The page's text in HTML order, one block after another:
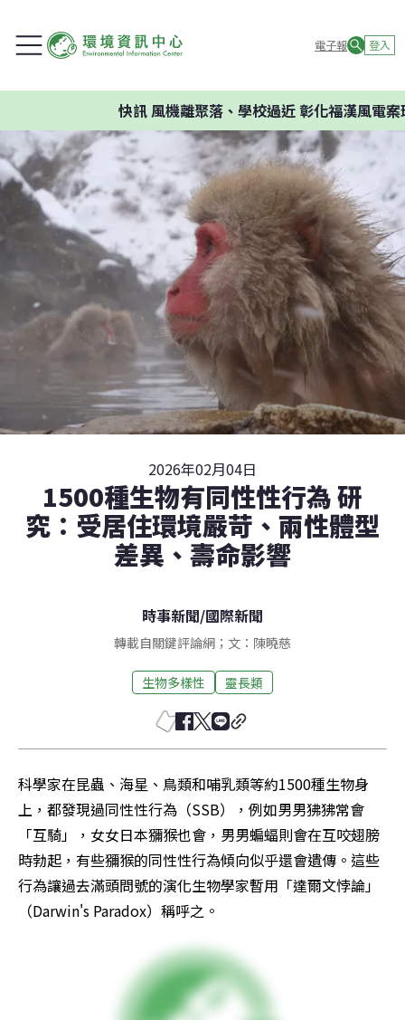
電子報 登入
快訊風機離聚落、學校過近 彰化福漢風電案環
2026年02月04日
1500種生物有同性性行為 研
究：受居住環境嚴苛、兩性體型
差異、壽命影響
時事新聞/國際新聞
轉載自關鍵評論網；文：陳曉慈
生物多樣性 靈長類
科學家在昆蟲、海星、鳥類和哺乳類等約1500種生物身
上，都發現過同性性行為（SSB），例如男男狒狒常會
「互騎」，女女日本獼猴也會，男男蝙蝠則會在互咬翅膀
時勃起，有些獼猴的同性性行為傾向似乎還會遺傳。這些
行為讓過去滿頭問號的演化生物學家暫用「達爾文悖論」
（Darwin's Paradox）稱呼之。